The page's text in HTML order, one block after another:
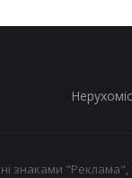
знаками